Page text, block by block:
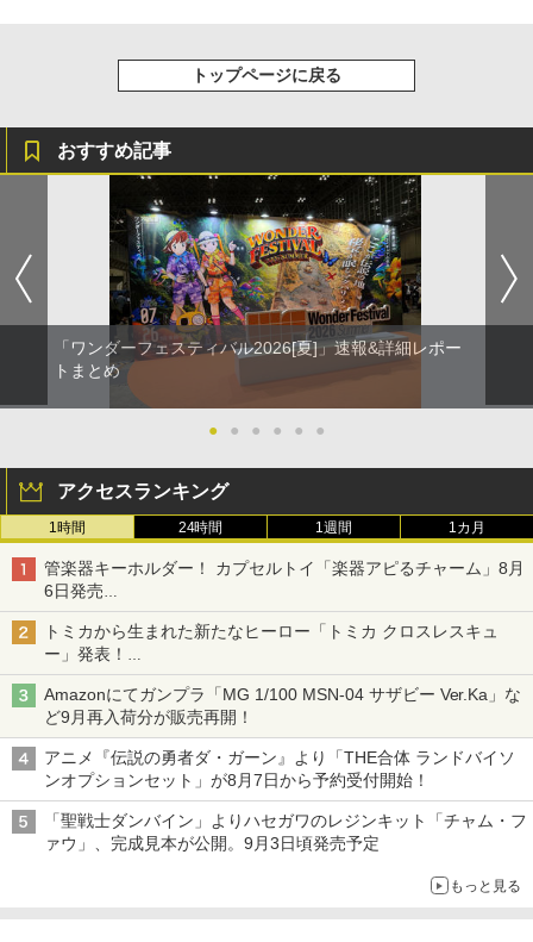
トップページに戻る
おすすめ記事
「ワンダーフェスティバル2026[夏]」速報&詳細レポー
トまとめ
● ● ● ● ● ●
アクセスランキング
1時間 24時間 1週間 1カ月
管楽器キーホルダー！ カプセルトイ「楽器アピるチャーム」8月
6日発売
チューバ、テナサクなど5種各3色
トミカから生まれた新たなヒーロー「トミカ クロスレスキュ
ー」発表！
詳細は後日公開予定
Amazonにてガンプラ「MG 1/100 MSN-04 サザビー Ver.Ka」な
ど9月再入荷分が販売再開！
アニメ『伝説の勇者ダ・ガーン』より「THE合体 ランドバイソ
ンオプションセット」が8月7日から予約受付開始！
「聖戦士ダンバイン」よりハセガワのレジンキット「チャム・フ
ァウ」、完成見本が公開。9月3日頃発売予定
もっと見る